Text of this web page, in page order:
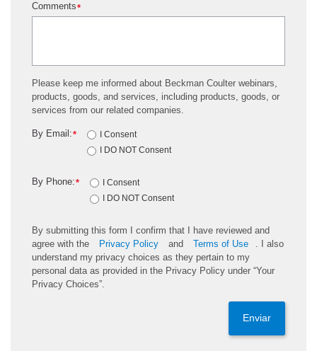
*
Comments
Please keep me informed about Beckman Coulter webinars,
products, goods, and services, including products, goods, or
services from our related companies.
*
By Email:
I Consent
I DO NOT Consent
*
By Phone:
I Consent
I DO NOT Consent
By submitting this form I confirm that I have reviewed and
agree with the
Privacy Policy and Terms of Use
. I also
understand my privacy choices as they pertain to my
personal data as provided in the Privacy Policy under “Your
Privacy Choices”.
Enviar